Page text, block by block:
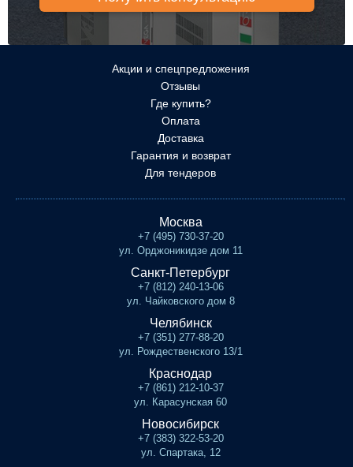
Акции и спецпредложения
Отзывы
Где купить?
Оплата
Доставка
Гарантия и возврат
Для тендеров
Москва
+7 (495) 730-37-20
ул. Орджоникидзе дом 11
Санкт-Петербург
+7 (812) 240-13-06
ул. Чайковского дом 8
Челябинск
+7 (351) 277-88-20
ул. Рождественского 13/1
Краснодар
+7 (861) 212-10-37
ул. Карасунская 60
Новосибирск
+7 (383) 322-53-20
ул. Спартака, 12